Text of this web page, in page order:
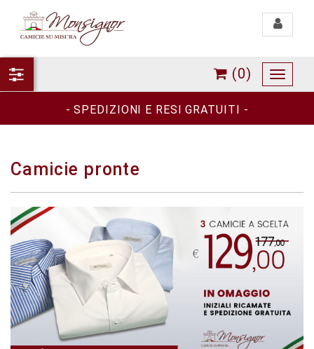
Toggle
Toggle
(0)
- SPEDIZIONI E RESI GRATUITI -
Camicie pronte